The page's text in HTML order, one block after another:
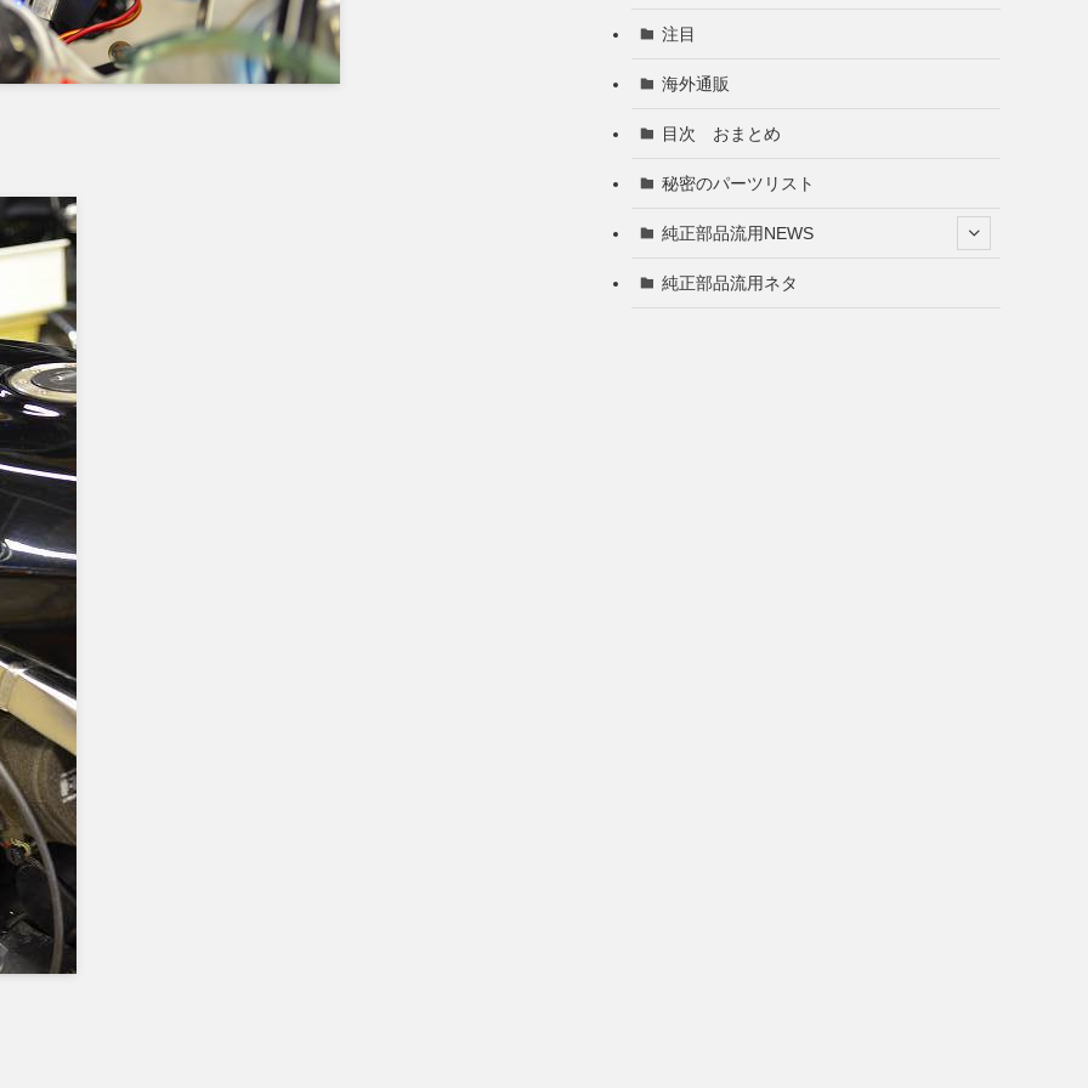
注目
海外通販
目次 おまとめ
秘密のパーツリスト
純正部品流用NEWS
純正部品流用ネタ